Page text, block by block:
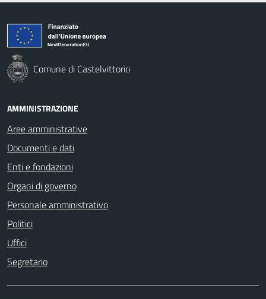
Comune di Castelvittorio
AMMINISTRAZIONE
Aree amministrative
Documenti e dati
Enti e fondazioni
Organi di governo
Personale amministrativo
Politici
Uffici
Segretario